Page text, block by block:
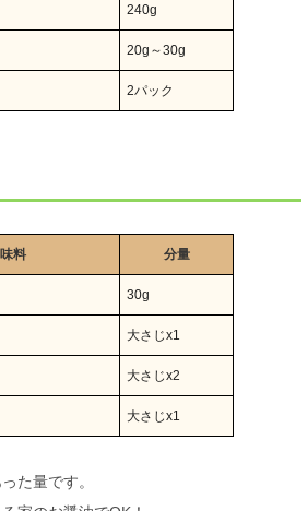
240g
20g～30g
2パック
料 分量
30g
大さじx1
大さじx2
大さじx1
た量です。